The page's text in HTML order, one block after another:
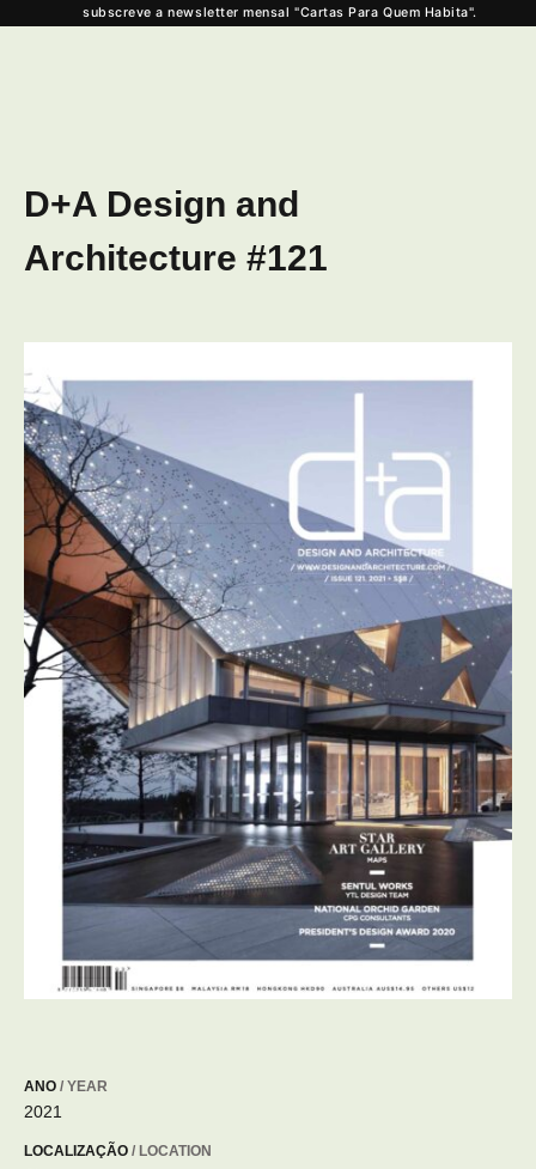
D+A Design and
Architecture #121
ANO / YEAR
2021
LOCALIZAÇÃO / LOCATION
subscreve a newsletter mensal "Cartas Para Quem Habita".